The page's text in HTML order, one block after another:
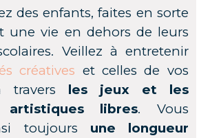
des enfants, faites en sorte
une vie en dehors de leurs
Veillez à entretenir
créatives et celles de vos
travers les jeux et les
artistiques libres. Vous
toujours une longueur